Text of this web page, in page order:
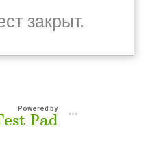
закрыт.
Powered by
Pad